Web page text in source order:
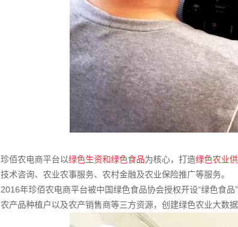
珍佰农电商平台以绿色生资和绿色食品为核心，打造绿色农业
技术咨询、农业农事服务、农村金融及农业保险推广等服务。
2016年珍佰农电商平台被中国绿色食品协会授权开设“绿色食
农产品种植户以及农产销售商等三方资源，创建绿色农业大数